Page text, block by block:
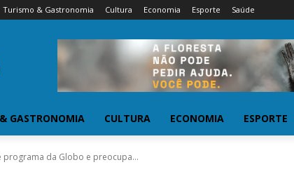
Turismo & Gastronomia Cultura Economia Esporte Saúde
GASTRONOMIA CULTURA ECONOMIA ESPORTE
programa da Globo e preocupa...